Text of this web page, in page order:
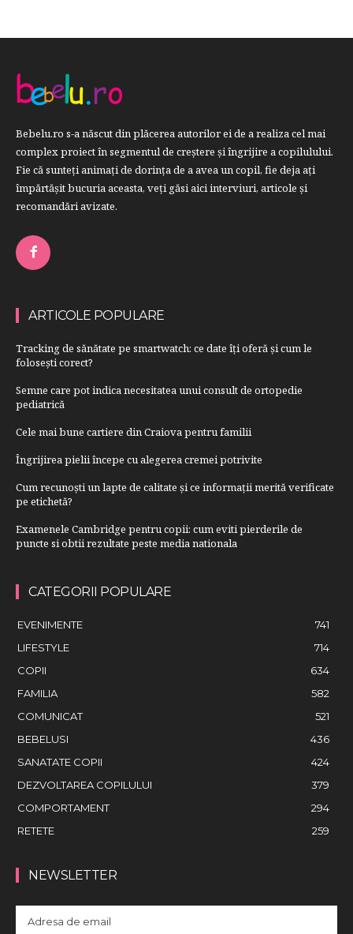
Bebelu.ro s-a născut din plăcerea autorilor ei de a realiza cel mai
complex proiect în segmentul de creştere şi îngrijire a copilulului.
Fie că sunteţi animaţi de dorinţa de a avea un copil, fie deja aţi
împărtăşit bucuria aceasta, veți găsi aici interviuri, articole şi
recomandări avizate.
ARTICOLE POPULARE
Tracking de sănătate pe smartwatch: ce date îți oferă și cum le
folosești corect?
Semne care pot indica necesitatea unui consult de ortopedie
pediatrică
Cele mai bune cartiere din Craiova pentru familii
Îngrijirea pielii începe cu alegerea cremei potrivite
Cum recunoști un lapte de calitate și ce informații merită verificate
pe etichetă?
Examenele Cambridge pentru copii: cum eviti pierderile de
puncte si obtii rezultate peste media nationala
CATEGORII POPULARE
EVENIMENTE
741
LIFESTYLE
714
COPII
634
FAMILIA
582
COMUNICAT
521
BEBELUSI
436
SANATATE COPII
424
DEZVOLTAREA COPILULUI
379
COMPORTAMENT
294
RETETE
259
NEWSLETTER